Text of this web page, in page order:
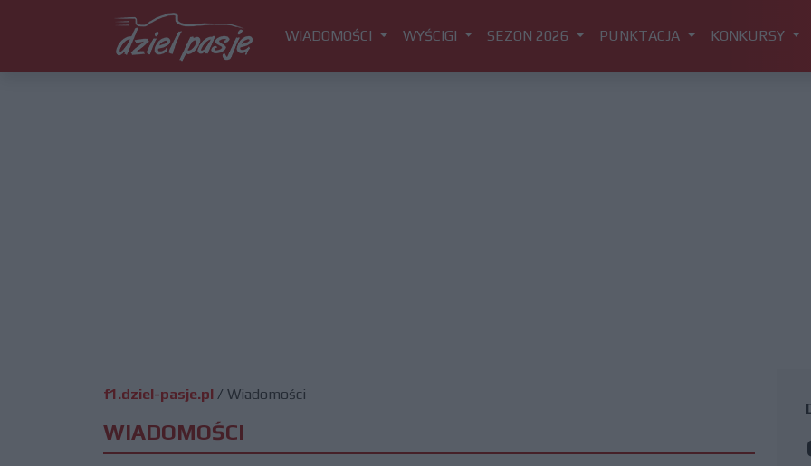
WIADOMOŚCI WYŚCIGI SEZON 2026 PUNKTACJA KONKURSY
f1.dziel-pasje.pl / Wiadomości
WIADOMOŚCI